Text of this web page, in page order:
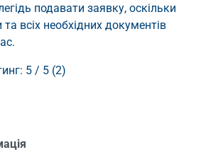
подавати заявку, оскільки
всіх необхідних документів
5 / 5 (2)